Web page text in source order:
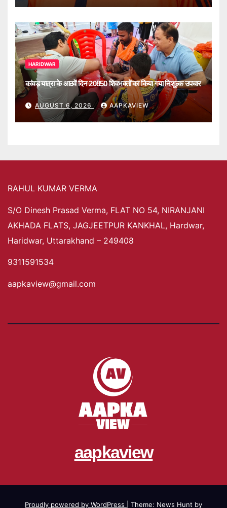
HARIDWAR
कांवड़ यात्रा के आठवें दिन 20850 शिवभक्तों का किया गया निशुल्क उपचार
AUGUST 6, 2026 AAPKAVIEW
RAHUL KUMAR VERMA
S/O Dinesh Prasad Verma, FLAT NO 54, NIRANJANI
AKHADA FLATS, JAGJEETPUR KANKHAL, Hardwar,
Haridwar, Uttarakhand – 249408
9311591534
aapkaview@gmail.com
aapkaview
Proudly powered by WordPress Theme: News Hunt by